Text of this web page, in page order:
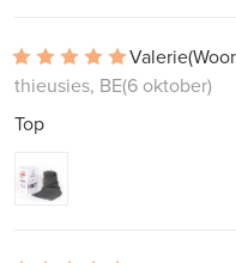
Valerie
thieusies, BE(6 oktober)
Top